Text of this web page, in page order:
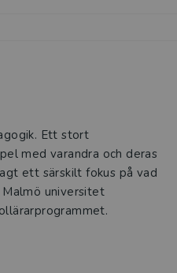
Ett stort
med varandra och deras
ett särskilt fokus på vad
universitet